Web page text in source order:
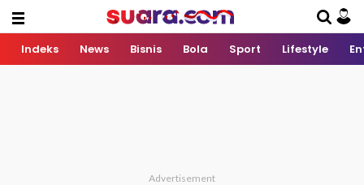
Indeks News Bisnis Bola Sport Lifestyle